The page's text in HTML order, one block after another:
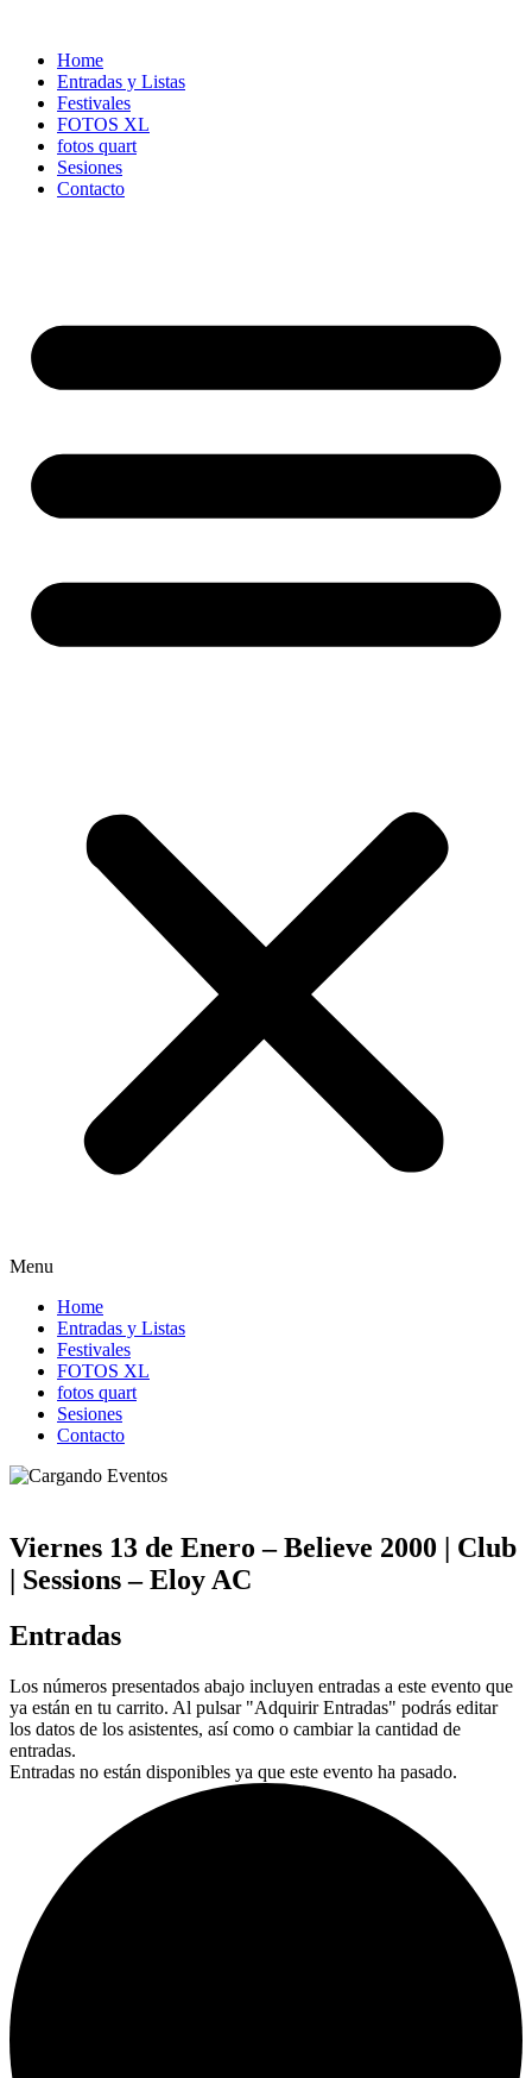
contenidoHome
Entradas y Listas
Festivales
FOTOS XL
fotos quart
Sesiones
Contacto
Menu
Home
Entradas y Listas
Festivales
FOTOS XL
fotos quart
Sesiones
Contacto
Viernes 13 de Enero – Believe 2000 | Club
| Sessions – Eloy AC
Entradas
Los números presentados abajo incluyen entradas a este evento que
ya están en tu carrito. Al pulsar "Adquirir Entradas" podrás editar
los datos de los asistentes, así como o cambiar la cantidad de
entradas.
Entradas no están disponibles ya que este evento ha pasado.